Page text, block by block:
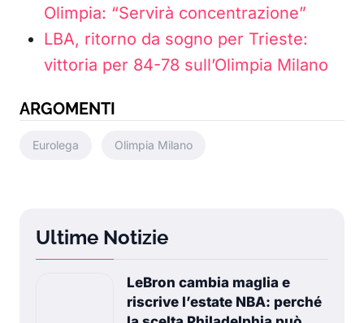
Olimpia: “Servirà concentrazione”
LBA, ritorno da sogno per Trieste:
vittoria per 84-78 sull’Olimpia Milano
ARGOMENTI
Eurolega Olimpia Milano
Ultime Notizie
LeBron cambia maglia e
riscrive l’estate NBA: perché